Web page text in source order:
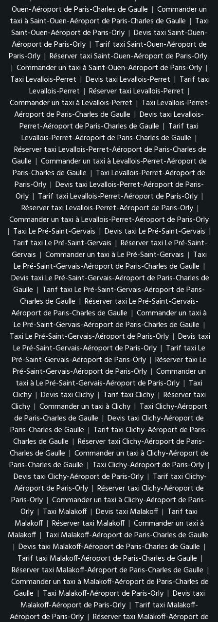
Ouen-Aéroport de Paris-Charles de Gaulle | Commander un
taxi à Saint-Ouen-Aéroport de Paris-Charles de Gaulle | Taxi
Saint-Ouen-Aéroport de Paris-Orly | Devis taxi Saint-Ouen-
Aéroport de Paris-Orly | Tarif taxi Saint-Ouen-Aéroport de
Paris-Orly | Réserver taxi Saint-Ouen-Aéroport de Paris-Orly
| Commander un taxi à Saint-Ouen-Aéroport de Paris-Orly |
Taxi Levallois-Perret | Devis taxi Levallois-Perret | Tarif taxi
Levallois-Perret | Réserver taxi Levallois-Perret |
Commander un taxi à Levallois-Perret | Taxi Levallois-Perret-
Aéroport de Paris-Charles de Gaulle | Devis taxi Levallois-
Perret-Aéroport de Paris-Charles de Gaulle | Tarif taxi
Levallois-Perret-Aéroport de Paris-Charles de Gaulle |
Réserver taxi Levallois-Perret-Aéroport de Paris-Charles de
Gaulle | Commander un taxi à Levallois-Perret-Aéroport de
Paris-Charles de Gaulle | Taxi Levallois-Perret-Aéroport de
Paris-Orly | Devis taxi Levallois-Perret-Aéroport de Paris-
Orly | Tarif taxi Levallois-Perret-Aéroport de Paris-Orly |
Réserver taxi Levallois-Perret-Aéroport de Paris-Orly |
Commander un taxi à Levallois-Perret-Aéroport de Paris-Orly
| Taxi Le Pré-Saint-Gervais | Devis taxi Le Pré-Saint-Gervais |
Tarif taxi Le Pré-Saint-Gervais | Réserver taxi Le Pré-Saint-
Gervais | Commander un taxi à Le Pré-Saint-Gervais | Taxi
Le Pré-Saint-Gervais-Aéroport de Paris-Charles de Gaulle |
Devis taxi Le Pré-Saint-Gervais-Aéroport de Paris-Charles de
Gaulle | Tarif taxi Le Pré-Saint-Gervais-Aéroport de Paris-
Charles de Gaulle | Réserver taxi Le Pré-Saint-Gervais-
Aéroport de Paris-Charles de Gaulle | Commander un taxi à
Le Pré-Saint-Gervais-Aéroport de Paris-Charles de Gaulle |
Taxi Le Pré-Saint-Gervais-Aéroport de Paris-Orly | Devis taxi
Le Pré-Saint-Gervais-Aéroport de Paris-Orly | Tarif taxi Le
Pré-Saint-Gervais-Aéroport de Paris-Orly | Réserver taxi Le
Pré-Saint-Gervais-Aéroport de Paris-Orly | Commander un
taxi à Le Pré-Saint-Gervais-Aéroport de Paris-Orly | Taxi
Clichy | Devis taxi Clichy | Tarif taxi Clichy | Réserver taxi
Clichy | Commander un taxi à Clichy | Taxi Clichy-Aéroport
de Paris-Charles de Gaulle | Devis taxi Clichy-Aéroport de
Paris-Charles de Gaulle | Tarif taxi Clichy-Aéroport de Paris-
Charles de Gaulle | Réserver taxi Clichy-Aéroport de Paris-
Charles de Gaulle | Commander un taxi à Clichy-Aéroport de
Paris-Charles de Gaulle | Taxi Clichy-Aéroport de Paris-Orly |
Devis taxi Clichy-Aéroport de Paris-Orly | Tarif taxi Clichy-
Aéroport de Paris-Orly | Réserver taxi Clichy-Aéroport de
Paris-Orly | Commander un taxi à Clichy-Aéroport de Paris-
Orly | Taxi Malakoff | Devis taxi Malakoff | Tarif taxi
Malakoff | Réserver taxi Malakoff | Commander un taxi à
Malakoff | Taxi Malakoff-Aéroport de Paris-Charles de Gaulle
| Devis taxi Malakoff-Aéroport de Paris-Charles de Gaulle |
Tarif taxi Malakoff-Aéroport de Paris-Charles de Gaulle |
Réserver taxi Malakoff-Aéroport de Paris-Charles de Gaulle |
Commander un taxi à Malakoff-Aéroport de Paris-Charles de
Gaulle | Taxi Malakoff-Aéroport de Paris-Orly | Devis taxi
Malakoff-Aéroport de Paris-Orly | Tarif taxi Malakoff-
Aéroport de Paris-Orly | Réserver taxi Malakoff-Aéroport de